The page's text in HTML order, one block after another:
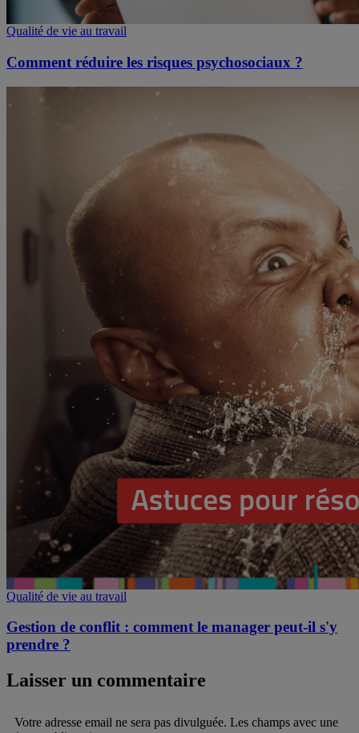
Qualité de vie au travail
Comment réduire les risques psychosociaux ?
Qualité de vie au travail
Gestion de conflit : comment le manager peut-il s'y
prendre ?
Laisser un commentaire
Votre adresse email ne sera pas divulguée. Les champs avec une